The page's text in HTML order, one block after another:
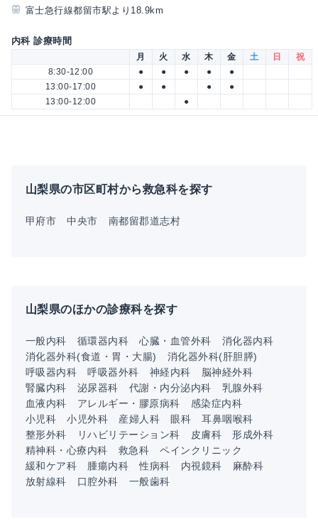
富士急行線都留市駅より18.9km
内科 診療時間
月 火 水 木 金 土 日
祝
8:30-12:00
● ● ● ●
●
13:00-17:00
● ● ●
●
13:00-12:00
●
山梨県の市区町村から救急科を探す
甲府市 中央市 南都留郡道志村
山梨県のほかの診療科を探す
一般内科 循環器内科 心臓・血管外科
消化器内科
消化器外科(食道・胃・大腸)
消化器外科(肝胆膵)
呼吸器内科
呼吸器外科 神経内科
脳神経外科
腎臓内科
泌尿器科 代謝・内分泌内科
乳腺外科
血液内科
アレルギー・膠原病科
感染症内科
小児科
小児外科 産婦人科 眼科
耳鼻咽喉科
整形外科
リハビリテーション科 皮膚科
形成外科
精神科・心療内科
救急科
ペインクリニック
緩和ケア科
腫瘍内科 性病科 内視鏡科
麻酔科
放射線科
口腔外科 一般歯科